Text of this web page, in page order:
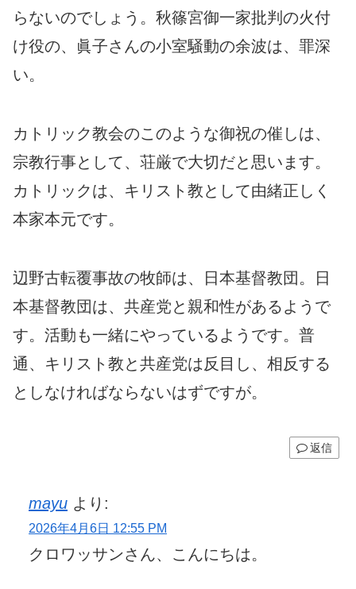
らないのでしょう。秋篠宮御一家批判の火付
け役の、眞子さんの小室騒動の余波は、罪深
い。
カトリック教会のこのような御祝の催しは、
宗教行事として、荘厳で大切だと思います。
カトリックは、キリスト教として由緒正しく
本家本元です。
辺野古転覆事故の牧師は、日本基督教団。日
本基督教団は、共産党と親和性があるようで
す。活動も一緒にやっているようです。普
通、キリスト教と共産党は反目し、相反する
としなければならないはずですが。
返信
mayu より:
2026年4月6日 12:55 PM
クロワッサンさん、こんにちは。